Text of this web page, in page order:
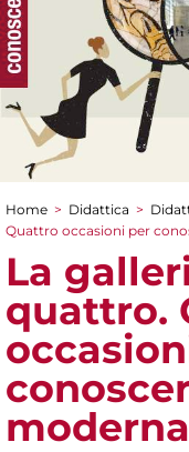
Tu sei qui
Home > Didattica >
Quattro occasioni per
La
quattro.